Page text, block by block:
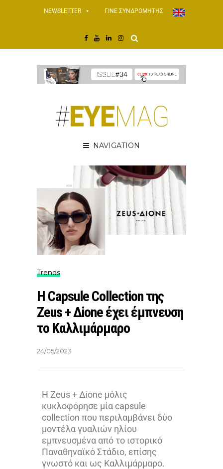
NEWSLETTER ΓΙΝΕ ΣΥΝΔΡΟΜΗΤΗΣ
NAVIGATION
Trends
Η Capsule Collection της
Zeus + Δione έχει έμπνευση
το Kαλλιμάρμαρο
24/05/2023
Η Zeus + Δione μόλις
κυκλοφόρησε μία capsule
collection που περιλαμβάνει δύο
μοντέλα γυαλιών ηλίου
εμπνευσμένα από το ιστορικό
Παναθηναϊκό Στάδιο, επίσης
γνωστό και ως Καλλιμάρμαρο.